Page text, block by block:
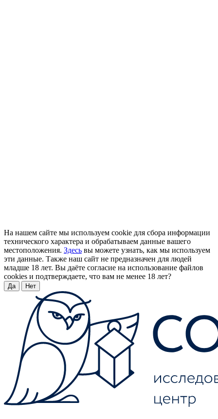
На нашем сайте мы используем cookie для сбора информации
технического характера и обрабатываем данные вашего
местоположения. Здесь вы можете узнать, как мы используем
эти данные. Также наш сайт не предназначен для людей
младше 18 лет. Вы даёте согласие на использование файлов
cookies и подтверждаете, что вам не менее 18 лет?
Да Нет